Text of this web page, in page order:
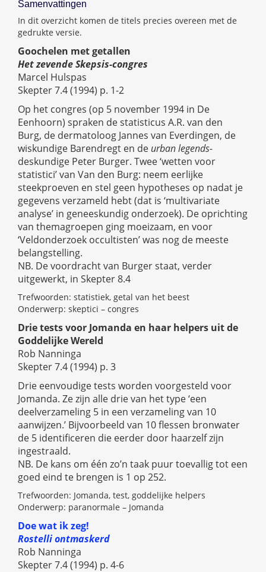
Samenvattingen
In dit overzicht komen de titels precies overeen met de
gedrukte versie.
Goochelen met getallen
Het zevende Skepsis-congres
Marcel Hulspas
Skepter 7.4 (1994) p. 1-2
Op het congres (op 5 november 1994 in De
Eenhoorn) spraken de statisticus A.R. van den
Burg, de dermatoloog Jannes van Everdingen, de
wiskundige Barendregt en de urban legends-
deskundige Peter Burger. Twee ‘wetten voor
statistici’ van Van den Burg: neem eerlijke
steekproeven en stel geen hypotheses op nadat je
gegevens verzameld hebt (dat is ‘multivariate
analyse’ in geneeskundig onderzoek). De oprichting
van themagroepen ging moeizaam, en voor
‘Veldonderzoek occultisten’ was nog de meeste
belangstelling.
NB. De voordracht van Burger staat, verder
uitgewerkt, in Skepter 8.4
Trefwoorden: statistiek, getal van het beest
Onderwerp: skeptici – congres
Drie tests voor Jomanda en haar helpers uit de
Goddelijke Wereld
Rob Nanninga
Skepter 7.4 (1994) p. 3
Drie eenvoudige tests worden voorgesteld voor
Jomanda. Ze zijn alle drie van het type ‘een
deelverzameling 5 in een verzameling van 10
aanwijzen.’ Bijvoorbeeld van 10 flessen bronwater
de 5 identificeren die eerder door haarzelf zijn
ingestraald.
NB. De kans om één zo’n taak puur toevallig tot een
goed eind te brengen is 1 op 252.
Trefwoorden: Jomanda, test, goddelijke helpers
Onderwerp: paranormale – Jomanda
Doe wat ik zeg!
Rostelli ontmaskerd
Rob Nanninga
Skepter 7.4 (1994) p. 4-6